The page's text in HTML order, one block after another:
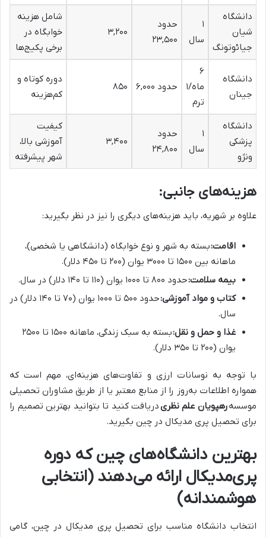
دانشگاه
شیان
جیائوتونگ
۱
سال
حدود
۲۳,۵۰۰
۳,۲۰۰
شامل هزینه
خوابگاه در
برخی پکیج‌ها
دانشگاه
جینان
۶
ماه/۱
ترم
حدود ۶,۰۰۰ ۸۵۰
دوره کوتاه و
کم‌هزینه
دانشگاه
پزشکی
ونژو
۱
سال
حدود
۲۴,۸۰۰
۳,۴۰۰
کیفیت
آموزشی بالا،
شهر پیشرفته
هزینه‌های جانبی:
علاوه بر شهریه، باید هزینه‌های دیگری را نیز در نظر بگیرید:
اقامت:بسته به شهر و نوع خوابگاه (دانشگاهی یا شخصی)،
ماهانه بین ۱۵۰۰ تا ۳۰۰۰ یوان (۲۰۰ تا ۴۵۰ دلار).
بیمه سلامت:حدود ۸۰۰ تا ۱۰۰۰ یوان (۱۱۰ تا ۱۴۰ دلار) در سال.
کتاب و مواد آموزشی:
حدود ۵۰۰ تا ۱۰۰۰ یوان (۷۰ تا ۱۴۰ دلار) در
سال.
غذا و حمل و نقل:
بسته به سبک زندگی، ماهانه ۱۵۰۰ تا ۲۵۰۰
یوان (۲۰۰ تا ۳۵۰ دلار).
با توجه به نوسانات ارزی و تفاوت‌های هزینه‌ای، مهم است که
همواره اطلاعات به‌روز را از منابع معتبر یا از طریق مشاوران تحصیلی
موسسهرهپویان علم نظریدریافت کنید تا بتوانید بهترین تصمیم را
برای تحصیل پری مدیکال در چین بگیرید.
بهترین دانشگاه‌های چین که دوره
پری‌مدیکال ارائه می‌دهند (انتخابی
هوشمندانه)
انتخاب دانشگاه مناسب برای تحصیل پری مدیکال در چین، گامی